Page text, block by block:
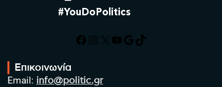
#YouDoPolitics
Facebook
Instagram
X YouTube
Google
TikTok
Επικοινωνία
Email: info@politic.gr